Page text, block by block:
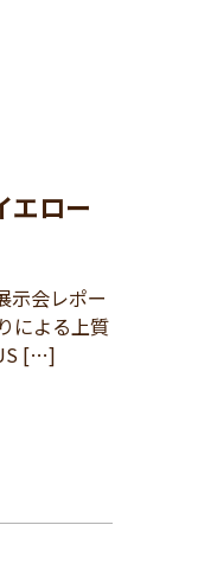
エロー
示会レポー
による上質
[…]